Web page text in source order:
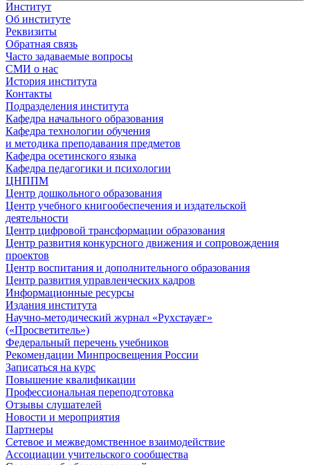
Институт
Об институте
Реквизиты
Обратная связь
Часто задаваемые вопросы
СМИ о нас
История института
Контакты
Подразделения института
Кафедра начального образования
Кафедра технологии обучения
и методика преподавания предметов
Кафедра осетинского языка
Кафедра педагогики и психологии
ЦНППМ
Центр дошкольного образования
Центр учебного книгообеспечения и издательской
деятельности
Центр цифровой трансформации образования
Центр развития конкурсного движения и сопровождения
проектов
Центр воспитания и дополнительного образования
Центр развития управленческих кадров
Информационные ресурсы
Издания института
Научно-методический журнал «Рухстауæг»
(«Просветитель»)
Федеральный перечень учебников
Рекомендации Минпросвещения России
Записаться на курс
Повышение квалификации
Профессиональная переподготовка
Отзывы слушателей
Новости и мероприятия
Партнеры
Сетевое и межведомственное взаимодействие
Ассоциации учительского сообщества